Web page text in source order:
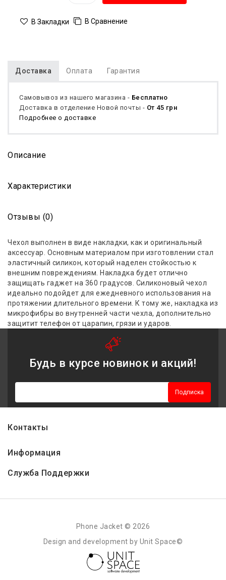
В Закладки В Сравнение
Доставка Оплата Гарантия
Самовывоз из нашего магазина - Бесплатно
Доставка в отделение Новой почты - От 45 грн
Подробнее о доставке
Описание
Характеристики
Отзывы (0)
Чехол выполнен в виде накладки, как и оригинальный
аксессуар. Основным материалом при изготовлении стал
эластичный силикон, который наделен стойкостью к
внешним повреждениям. Накладка будет отлично
защищать гаджет на 360 градусов. Силиконовый чехол
идеально подойдет для ежедневного использования на
протяжении длительного времени. К тому же, накладка из
микрофибры во внутренней части чехла, дополнительно
защитит телефон от царапин, грязи и ударов.
Будь в курсе новинок и акций!
Подписка
Контакты
Информация
Служба Поддержки
Phone Jacket © 2026
Design and development by Unit Space©